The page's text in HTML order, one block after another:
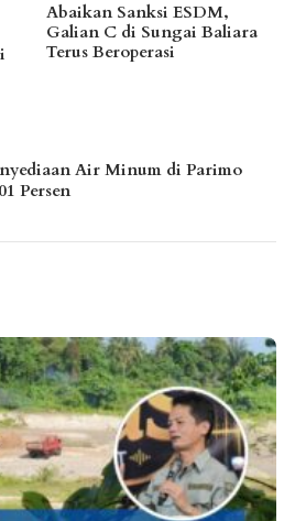
Arpan Sahar Prioritaskan
Kawal Kebutuhan Dasar
Warga Pesisir di Tengah
Air Minum di Parimo
Persen